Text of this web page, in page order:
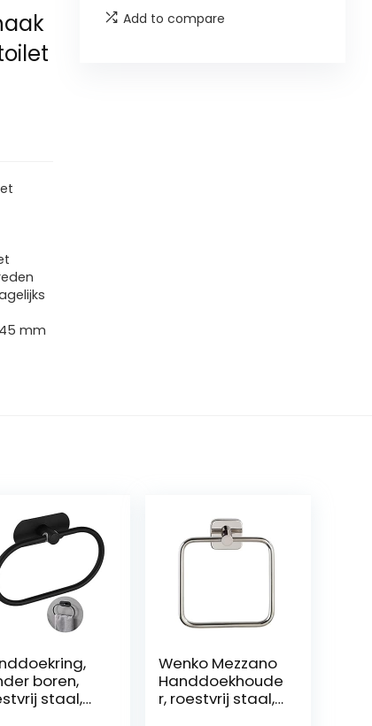
mm
Add to compare
boren,
staal,
Wenko Mezzano
Handdoekhoude
r, roestvrij staal,